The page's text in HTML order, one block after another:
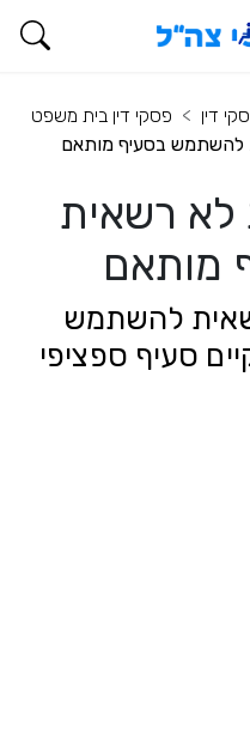
דין
פסקי דין בית משפט
להשתמש בסעיף מותאם
לא רשאית
מותאם
להשתמש
סעיף ספציפי